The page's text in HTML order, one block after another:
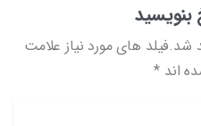
های مورد نیاز علامت
اند *